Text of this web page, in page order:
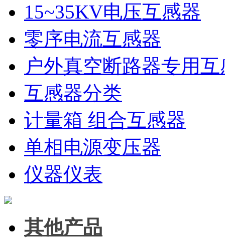
15~35KV电压互感器
零序电流互感器
户外真空断路器专用
互感器分类
计量箱 组合互感器
单相电源变压器
仪器仪表
其他产品